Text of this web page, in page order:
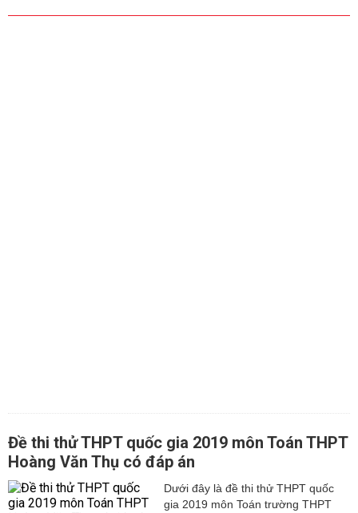
Đề thi thử THPT quốc gia 2019 môn Toán THPT
Hoàng Văn Thụ có đáp án
Dưới đây là đề thi thử THPT quốc
gia 2019 môn Toán trường THPT